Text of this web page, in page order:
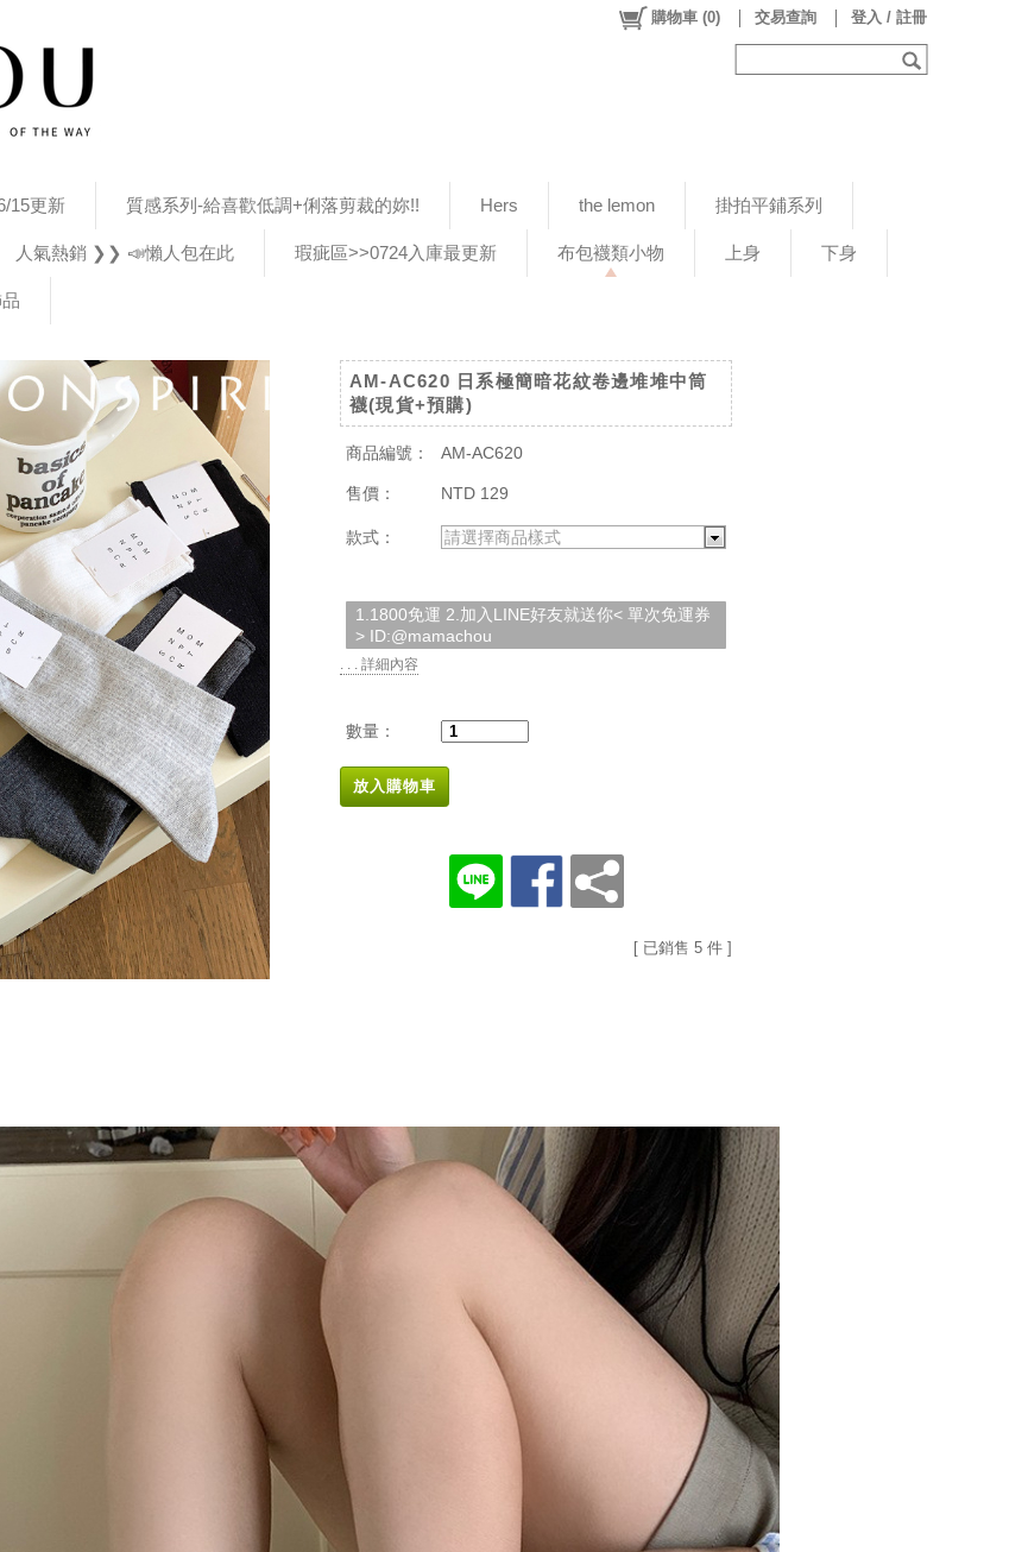
15更新 質感系列-給喜歡低調+俐落剪裁的妳!! Hers the lemon 掛拍平鋪系列
人氣熱銷 ❯❯ 📣懶人包在此 瑕疵區>>0724入庫最更新 布包襪類小物 上身 下身
購物車 (0) 交易查詢 登入 / 註冊
AM-AC620 日系極簡暗花紋卷邊堆堆中筒
襪(現貨+預購)
商品編號： AM-AC620
售價： NTD 129
款式： 請選擇商品樣式
1.1800免運 2.加入LINE好友就送你< 單次免運券
> ID:@mamachou
. . . 詳細內容
數量：
放入購物車
[ 已銷售 5 件 ]